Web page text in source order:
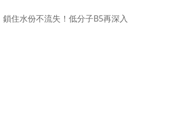
住水份不流失！低分子B5再深入